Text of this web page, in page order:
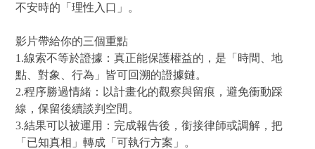
不安時的「理性入口」。
影片帶給你的三個重點
1.線索不等於證據：真正能保護權益的，是「時間、地
點、對象、行為」皆可回溯的證據鏈。
2.程序勝過情緒：以計畫化的觀察與留痕，避免衝動踩
線，保留後續談判空間。
3.結果可以被運用：完成報告後，銜接律師或調解，把
「已知真相」轉成「可執行方案」。